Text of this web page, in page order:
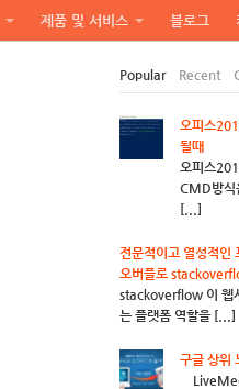
제품 및 서비스 블로그
Popular Recent
오피스
될때
오피스
CMD방식
[...]
전문적이고 열성적인
오버플로
stackoverflow 이 웹
는 플랫폼 역할을 [...]
구글 상위